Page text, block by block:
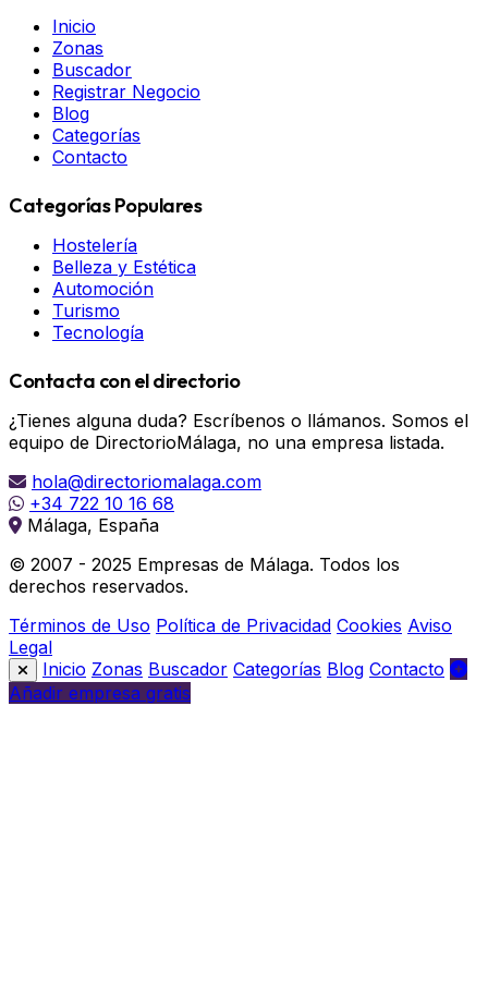
Inicio
Zonas
Buscador
Registrar Negocio
Blog
Categorías
Contacto
Categorías Populares
Hostelería
Belleza y Estética
Automoción
Turismo
Tecnología
Contacta con el directorio
¿Tienes alguna duda? Escríbenos o llámanos. Somos el
equipo de DirectorioMálaga, no una empresa listada.
hola@directoriomalaga.com
+34 722 10 16 68
Málaga, España
© 2007 - 2025 Empresas de Málaga. Todos los
derechos reservados.
Términos de Uso Política de Privacidad Cookies Aviso
Legal
Inicio Zonas Buscador Categorías Blog Contacto
Añadir empresa gratis